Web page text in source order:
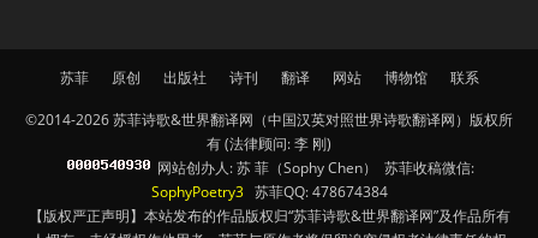
苏菲 原创 出版社 诗刊 翻译 网站 博物馆 联系
©2014-2026 苏菲诗歌&世界翻译网（中国汉英对照世界诗歌翻译网）版权所
有 (法律顾问: 李 刚)
网站创办人: 苏 菲（Sophy Chen） 苏菲收稿微信:
SophyPoetry3苏菲QQ: 478674384
【版权严正声明】本站发布的作品版权归“苏菲诗歌&世界翻译网”及作品所有